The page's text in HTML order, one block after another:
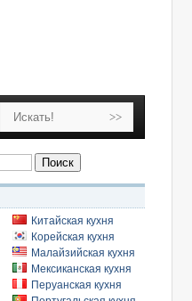
Китайская кухня
Корейская кухня
Малайзийская кухня
Мексиканская кухня
Перуанская кухня